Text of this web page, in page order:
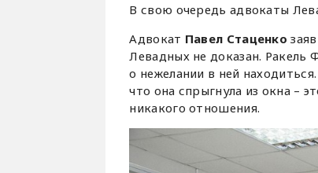
В свою очередь адвокаты
Адвокат Павел Стаценко
Левадных не доказан. Ракель
о нежелании в ней
что она спрыгнула из окна –
никакого отношения.